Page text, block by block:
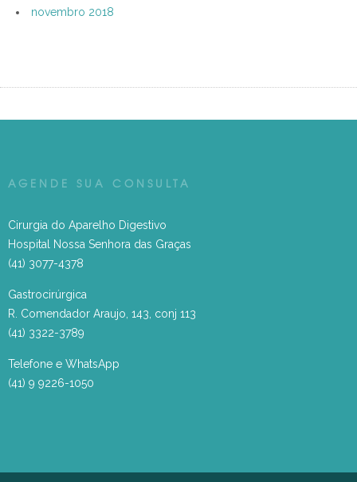
novembro 2018
AGENDE SUA CONSULTA
Cirurgia do Aparelho Digestivo
Hospital Nossa Senhora das Graças
(41) 3077-4378
Gastrocirúrgica
R. Comendador Araujo, 143, conj 113
(41) 3322-3789
Telefone e WhatsApp
(41) 9 9226-1050